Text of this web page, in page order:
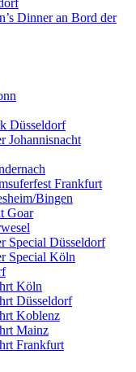
Dinner an Bord der
Düsseldorf
Johannisnacht
Frankfurt
Bingen
Goar
Special Düsseldorf
Special Köln
Köln
Düsseldorf
Koblenz
Mainz
Frankfurt